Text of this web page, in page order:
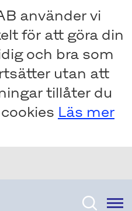
använder vi
för att göra din
och bra som
utan att
tillåter du
Läs mer